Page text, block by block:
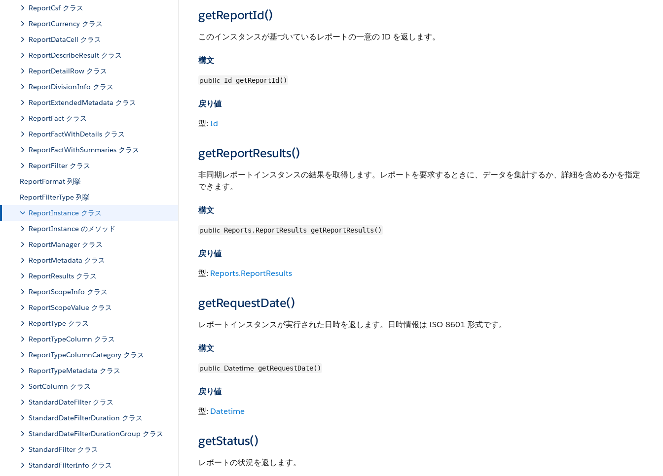
ReportCsf クラス
ReportCurrency クラス
ReportDataCell クラス
ReportDescribeResult クラス
ReportDetailRow クラス
ReportDivisionInfo クラス
ReportExtendedMetadata クラス
ReportFact クラス
ReportFactWithDetails クラス
ReportFactWithSummaries クラス
ReportFilter クラス
ReportFormat 列挙
ReportFilterType 列挙
ReportInstance クラス
ReportInstance のメソッド
ReportManager クラス
ReportMetadata クラス
ReportResults クラス
ReportScopeInfo クラス
ReportScopeValue クラス
ReportType クラス
ReportTypeColumn クラス
ReportTypeColumnCategory クラス
ReportTypeMetadata クラス
SortColumn クラス
StandardDateFilter クラス
StandardDateFilterDuration クラス
StandardDateFilterDurationGroup クラス
StandardFilter クラス
StandardFilterInfo クラス
getReportId()
このインスタンスが基づいているレポートの一意の ID を返します。
構文
public Id getReportId()
戻り値
型: Id
getReportResults()
非同期レポートインスタンスの結果を取得します。レポートを要求するときに、データを集計するか、詳細を含めるかを指定
できます。
構文
public Reports.ReportResults getReportResults()
戻り値
型: Reports.ReportResults
getRequestDate()
レポートインスタンスが実行された日時を返します。日時情報は ISO-8601 形式です。
構文
public Datetime getRequestDate()
戻り値
型: Datetime
getStatus()
レポートの状況を返します。